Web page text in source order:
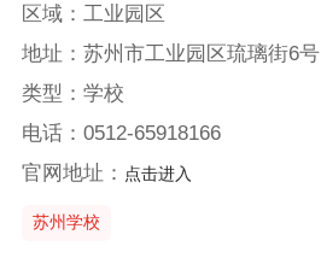
区域：工业园区
地址：苏州市工业园区琉璃街6号
类型：学校
电话：0512-65918166
官网地址： 点击进入
苏州学校